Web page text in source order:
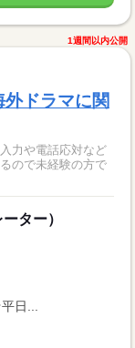
1週間以内公開
ドラマに関
ので未経験の方で
ター）
日...